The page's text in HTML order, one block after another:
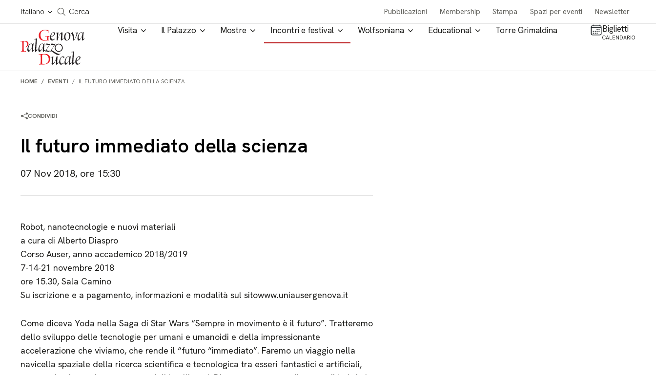
Salta al contenuto
Italiano
Cerca in tutto il sito
Cerca Pubblicazioni Membership Stampa Spazi per eventi Newsletter
Visita Il Palazzo Mostre Incontri e festival Wolfsoniana Educational Torre Grimaldina Biglietti
CALENDARIO
HOME EVENTI IL FUTURO IMMEDIATO DELLA SCIENZA
CONDIVIDI
Il futuro immediato della scienza
07 Nov 2018, ore 15:30
Robot, nanotecnologie e nuovi materiali
a cura di Alberto Diaspro
Corso Auser, anno accademico 2018/2019
7-14-21 novembre 2018
ore 15.30, Sala Camino
Su iscrizione e a pagamento, informazioni e modalità sul sitowww.uniausergenova.it
Come diceva Yoda nella Saga di Star Wars “Sempre in movimento è il futuro”. Tratteremo
dello sviluppo delle tecnologie per umani e umanoidi e della impressionante
accelerazione che viviamo, che rende il “futuro “immediato”. Faremo un viaggio nella
navicella spaziale della ricerca scientifica e tecnologica tra esseri fantastici e artificiali,